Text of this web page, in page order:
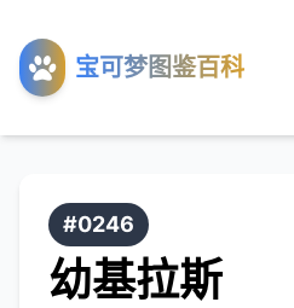
宝可梦图鉴百科
工具
关于
#0246
幼基拉斯